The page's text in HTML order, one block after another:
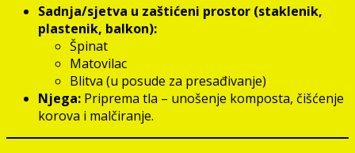
Sadnja/sjetva u zaštićeni prostor (staklenik,
plastenik, balkon):
Špinat
Matovilac
Blitva (u posude za presađivanje)
Njega: Priprema tla – unošenje komposta, čišćenje
korova i malčiranje.